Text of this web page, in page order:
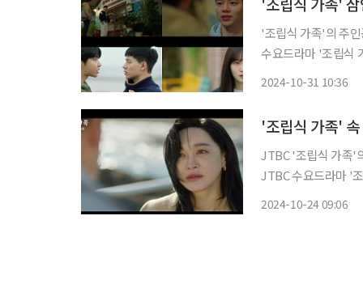
'조립식 가족'의 주인공들
수요드라마 '조립식
2024-10-31 10:36
'조립식 가족'
JTBC '조립식 가족'의
JTBC 수요드라마 '
2024-10-24 09:06